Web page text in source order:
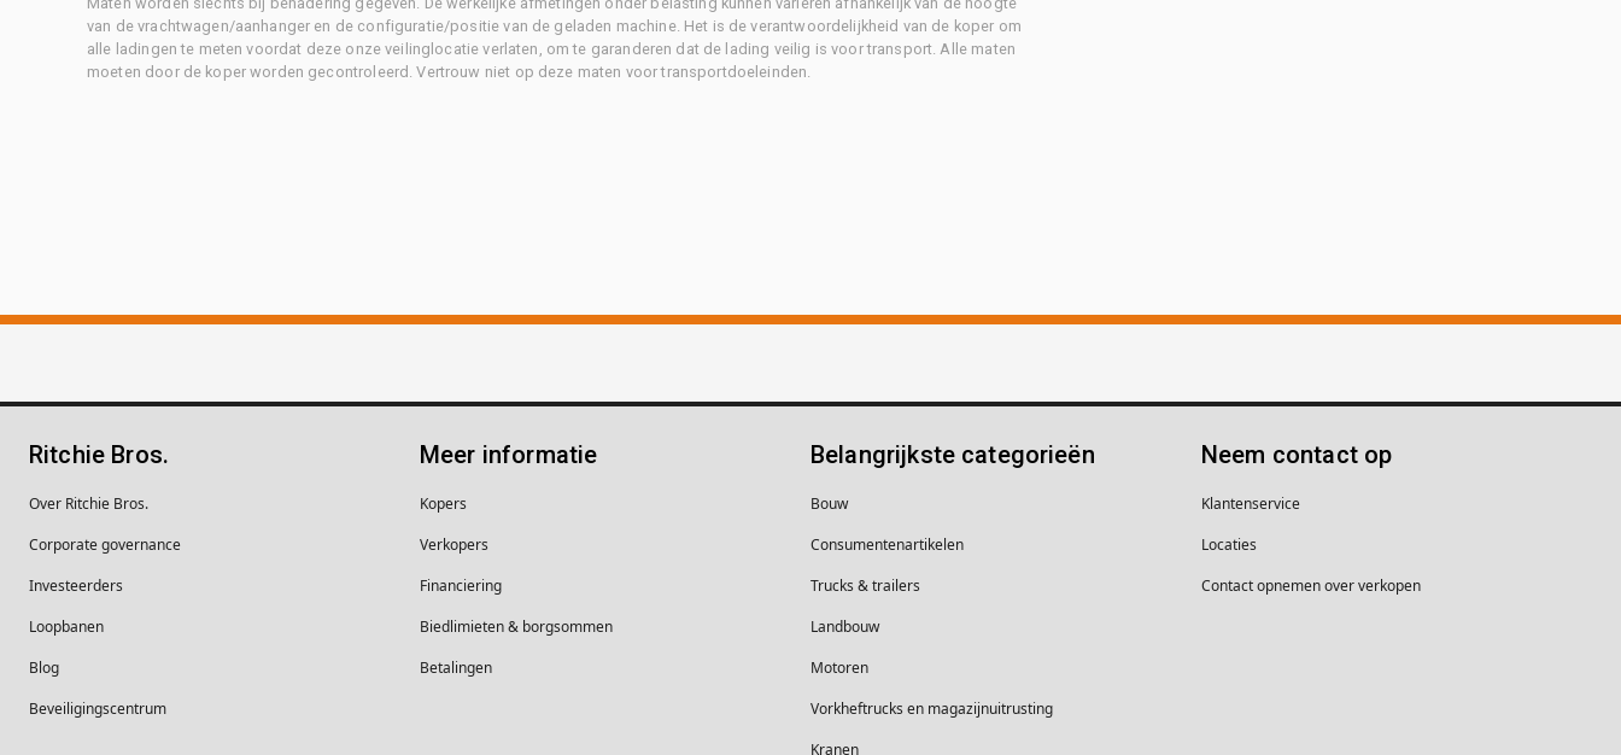
van de vrachtwagen/aanhanger en de configuratie/positie van de geladen machine. Het is de verantwoordelijkheid van de koper om
alle ladingen te meten voordat deze onze veilinglocatie verlaten, om te garanderen dat de lading veilig is voor transport. Alle maten
moeten door de koper worden gecontroleerd. Vertrouw niet op deze maten voor transportdoeleinden.
Ritchie Bros.
Over Ritchie Bros.
Corporate governance
Investeerders
Loopbanen
Blog
Beveiligingscentrum
Meer informatie
Kopers
Verkopers
Financiering
Biedlimieten & borgsommen
Betalingen
Belangrijkste categorieën
Bouw
Consumentenartikelen
Trucks & trailers
Landbouw
Motoren
Vorkheftrucks en magazijnuitrusting
Kranen
Neem contact op
Klantenservice
Locaties
Contact opnemen over verkopen